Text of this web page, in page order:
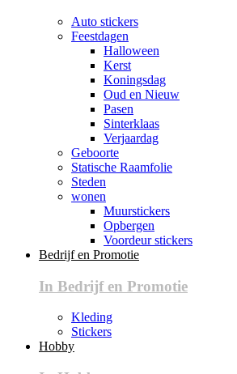
Auto stickers
Feestdagen
Halloween
Kerst
Koningsdag
Oud en Nieuw
Pasen
Sinterklaas
Verjaardag
Geboorte
Statische Raamfolie
Steden
wonen
Muurstickers
Opbergen
Voordeur stickers
Bedrijf en Promotie
In Bedrijf en Promotie
Kleding
Stickers
Hobby